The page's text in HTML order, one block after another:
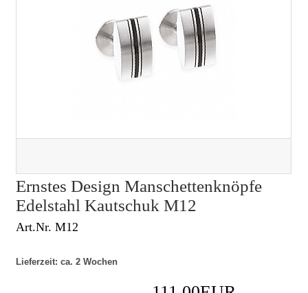
Ernstes Design Manschettenknöpfe
Edelstahl Kautschuk M12
Art.Nr. M12
Lieferzeit: ca. 2 Wochen